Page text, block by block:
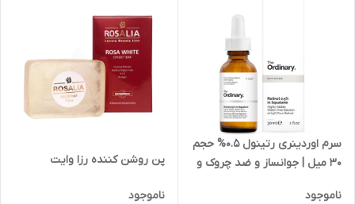
سرم اوردینری رتینول 0.5% حجم
30 میل | جوانساز و ضد چروک و
ناموجود
پن روشن کننده رزا وایت
ناموجود